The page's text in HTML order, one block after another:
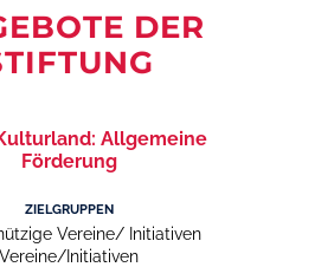
DER
Allgemeine
Förderung
ZIELGRUPPEN
Vereine/ Initiativen
Vereine/Initiativen